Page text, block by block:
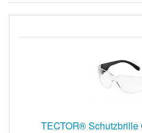
TECTOR® Schutzbrille